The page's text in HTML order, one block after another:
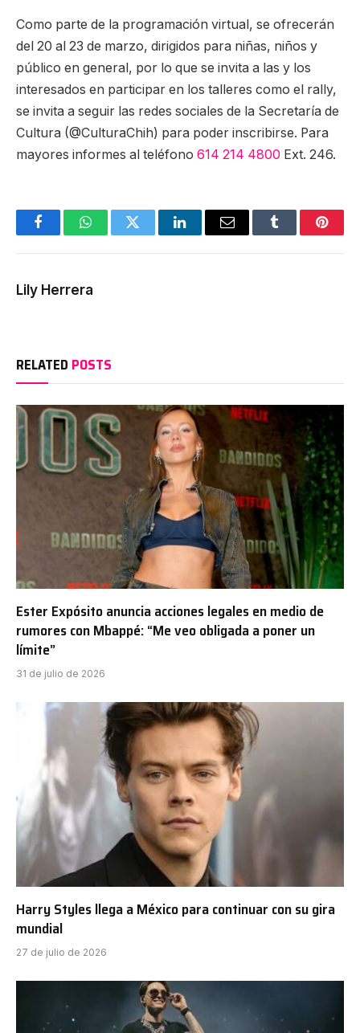
Como parte de la programación virtual, se ofrecerán
del 20 al 23 de marzo, dirigidos para niñas, niños y
público en general, por lo que se invita a las y los
interesados en participar en los talleres como el rally,
se invita a seguir las redes sociales de la Secretaría de
Cultura (@CulturaChih) para poder inscribirse. Para
mayores informes al teléfono 614 214 4800 Ext. 246.
FacebookWhatsAppTwitter LinkedInEmail Tumblr
Lily Herrera
RELATED POSTS
Ester Expósito anuncia acciones legales en medio de
rumores con Mbappé: “Me veo obligada a poner un
límite”
31 de julio de 2026
Harry Styles llega a México para continuar con su gira
mundial
27 de julio de 2026